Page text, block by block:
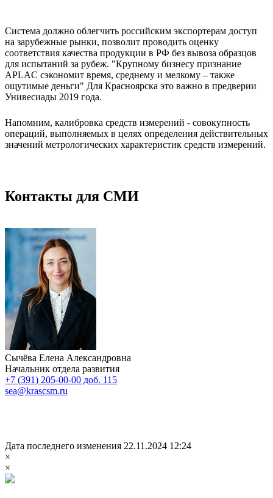
Система должно облегчить российским экспортерам доступ
на зарубежные рынки, позволит проводить оценку
соответствия качества продукции в РФ без вывоза образцов
для испытаний за рубеж. "Крупному бизнесу признание
APLAC сэкономит время, среднему и мелкому – также
ощутимые деньги" Для Красноярска это важно в предверии
Унивесиады 2019 года.
Напомним, калибровка средств измерений - совокупность
операций, выполняемых в целях определения действительных
значений метрологических характеристик средств измерений.
Контакты для СМИ
Сычёва Елена Александровна
Начальник отдела развития
+7 (391) 205-00-00 доб. 115
sea@krascsm.ru
Дата последнего изменения 22.11.2024 12:24
×
×